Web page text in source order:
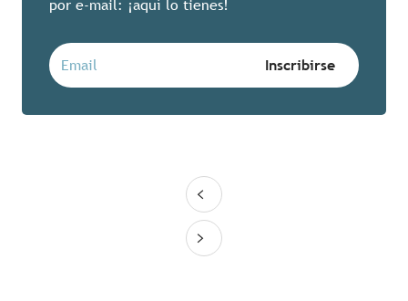
por e-mail: ¡aquí lo tienes!